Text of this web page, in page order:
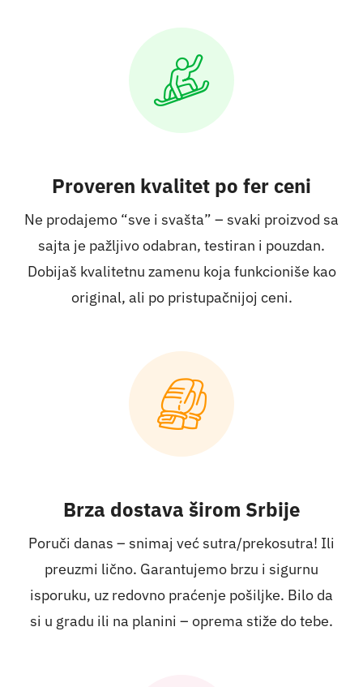
Proveren kvalitet po fer ceni
Ne prodajemo “sve i svašta” – svaki proizvod sa
sajta je pažljivo odabran, testiran i pouzdan.
Dobijaš kvalitetnu zamenu koja funkcioniše kao
original, ali po pristupačnijoj ceni.
Brza dostava širom Srbije
Poruči danas – snimaj već sutra/prekosutra! Ili
preuzmi lično. Garantujemo brzu i sigurnu
isporuku, uz redovno praćenje pošiljke. Bilo da
si u gradu ili na planini – oprema stiže do tebe.